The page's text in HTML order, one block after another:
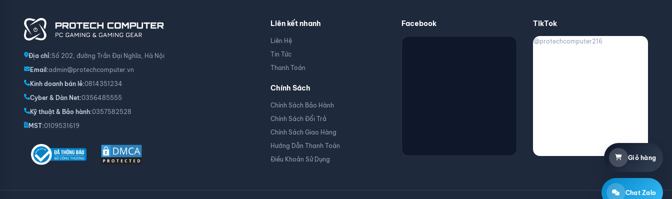
Nguồn Corsair AX1600i 1600W (80 Plus Titanium/ Full Modular/Màu Đen)
Phần mềm Corsair Link giúp dễ dàng kiểm soát hệ thống. Được thiết kế để có thể điều khiển và kiểm soát hoạt động: thay đổi tốc độ quạt
Địa chỉ:Số 202, đường Trần Đại Nghĩa, Hà Nội
Email:admin@protechcomputer.vn
Kinh doanh bán lẻ:0814351234
Cyber & Dàn Net:0356485555
Kỹ thuật & Bảo hành:0357582528
MST:0109531619
Liên kết nhanh
Liên Hệ
Tin Tức
Thanh Toán
Chính Sách
Chính Sách Bảo Hành
Chính Sách Đổi Trả
Chính Sách Giao Hàng
Hướng Dẫn Thanh Toán
Điều Khoản Sử Dụng
Facebook TikTok
@protechcomputer216
Giỏ hàng
Chat Zalo